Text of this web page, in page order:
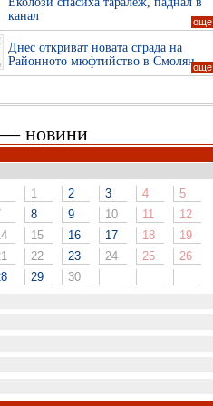
канал
още
Днес откриват новата сграда на
Районното мюфтийство в Смоляноще
новини
1
2 3 4
5
8 9 10 11
12
15 16 17 18
19
22 23 24 25
26
29
30